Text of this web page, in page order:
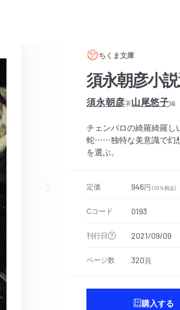
ちくま文庫
須永朝彦小
須永朝彦著山尾悠子編
チェンバロの綺羅綺羅
蛇……独特な美意識で幻
を選ぶ。
定価 946円 （10％税込）
Cコード 0193
刊行日 2021/09/09
ページ数 320頁
購入する